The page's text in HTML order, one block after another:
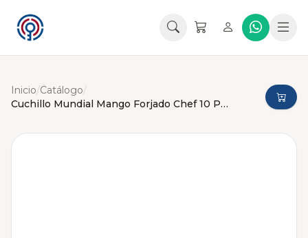
Inicio/Catálogo/
Cuchillo Mundial Mango Forjado Chef 10 Pulgadas